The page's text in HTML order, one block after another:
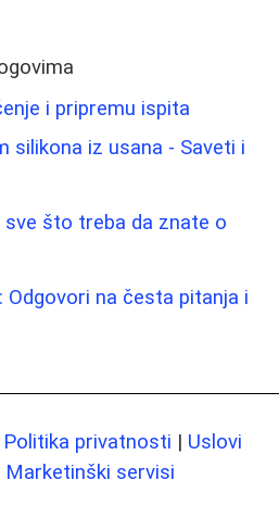
i pripremu ispita
silikona iz usana - Saveti i
što treba da znate o
na česta pitanja i
Politika privatnosti | Uslovi
Marketinški servisi